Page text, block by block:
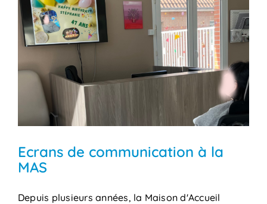
Ecrans de communication à la
MAS
Depuis plusieurs années, la Maison d'Accueil